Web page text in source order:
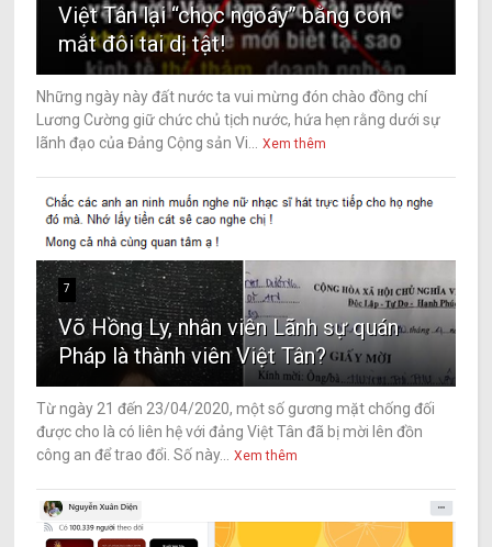
Việt Tân lại “chọc ngoáy” bằng con
mắt đôi tai dị tật!
Những ngày này đất nước ta vui mừng đón chào đồng chí
Lương Cường giữ chức chủ tịch nước, hứa hẹn rằng dưới sự
lãnh đạo của Đảng Cộng sản Vi...
Xem thêm
7
Võ Hồng Ly, nhân viên Lãnh sự quán
Pháp là thành viên Việt Tân?
Từ ngày 21 đến 23/04/2020, một số gương mặt chống đối
được cho là có liên hệ với đảng Việt Tân đã bị mời lên đồn
công an để trao đổi. Số này...
Xem thêm